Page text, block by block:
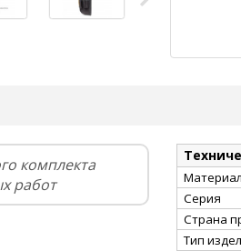
комплекта
работ
Материал
Серия
Страна
Тип